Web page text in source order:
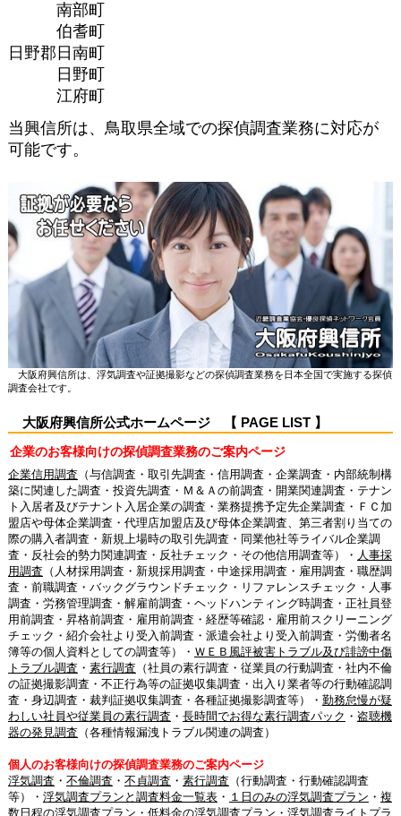
南部町
伯耆町
日野郡日南町
日野町
江府町
当興信所は、鳥取県全域での探偵調査業務に対応が
可能です。
大阪府興信所は、浮気調査や証拠撮影などの探偵調査業務を日本全国で実施する探偵
調査会社です。
大阪府興信所公式ホームページ 【 PAGE LIST 】
企業のお客様向けの探偵調査業務のご案内ページ
企業信用調査 （与信調査・取引先調査・信用調査・企業調査・内部統制構
築に関連した調査・投資先調査・Ｍ＆Ａの前調査・開業関連調査・テナン
ト入居者及びテナント入居企業の調査・業務提携予定先企業調査・ＦＣ加
盟店や母体企業調査・代理店加盟店及び母体企業調査、第三者割り当ての
際の購入者調査・新規上場時の取引先調査・同業他社等ライバル企業調
査・反社会的勢力関連調査・反社チェック・その他信用調査等）・ 人事採
用調査 （人材採用調査・新規採用調査・中途採用調査・雇用調査・職歴調
査・前職調査・バックグラウンドチェック・リファレンスチェック・人事
調査・労務管理調査・解雇前調査・ヘッドハンティング時調査・正社員登
用前調査・昇格前調査・雇用前調査・経歴等確認・雇用前スクリーニング
チェック・紹介会社より受入前調査・派遣会社より受入前調査・労働者名
簿等の個人資料としての調査等）・ ＷＥＢ風評被害トラブル及び誹謗中傷
トラブル調査 ・ 素行調査 （社員の素行調査・従業員の行動調査・社内不倫
の証拠撮影調査・不正行為等の証拠収集調査・出入り業者等の行動確認調
査・身辺調査・裁判証拠収集調査・各種証拠撮影調査等）・ 勤務怠慢が疑
わしい社員や従業員の素行調査 ・ 長時間でお得な素行調査パック ・ 盗聴機
器の発見調査 （各種情報漏洩トラブル関連の調査）
個人のお客様向けの探偵調査業務のご案内ページ
浮気調査 ・ 不倫調査 ・ 不貞調査 ・ 素行調査 （行動調査・行動確認調査
等）・ 浮気調査プランと調査料金一覧表・ １日のみの浮気調査プラン ・ 複
数日程の浮気調査プラン ・ 低料金の浮気調査プラン ・ 浮気調査ライトプラ